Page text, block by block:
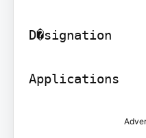
D�signation